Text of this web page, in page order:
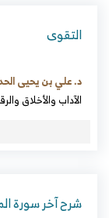
التقوى
د. علي بن يحيى
الآداب والأخلاق
شرح آخر سورة